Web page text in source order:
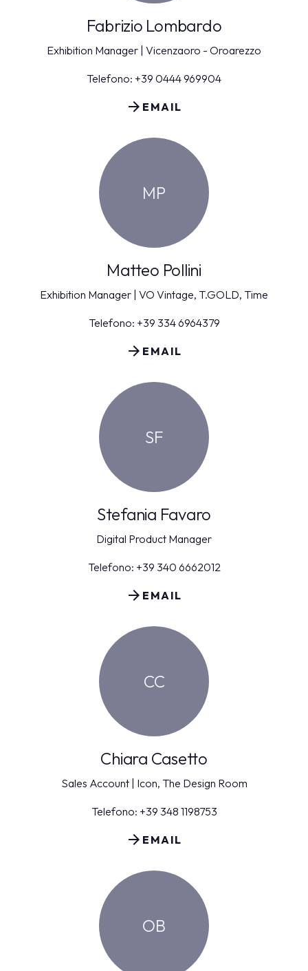
Fabrizio Lombardo
Exhibition Manager | Vicenzaoro - Oroarezzo
Telefono: +39 0444 969904
EMAIL
arrow_forward
MP
Matteo Pollini
Exhibition Manager | VO Vintage, T.GOLD, Time
Telefono: +39 334 6964379
EMAIL
arrow_forward
SF
Stefania Favaro
Digital Product Manager
Telefono: +39 340 6662012
EMAIL
arrow_forward
CC
Chiara Casetto
Sales Account | Icon, The Design Room
Telefono: +39 348 1198753
EMAIL
arrow_forward
OB